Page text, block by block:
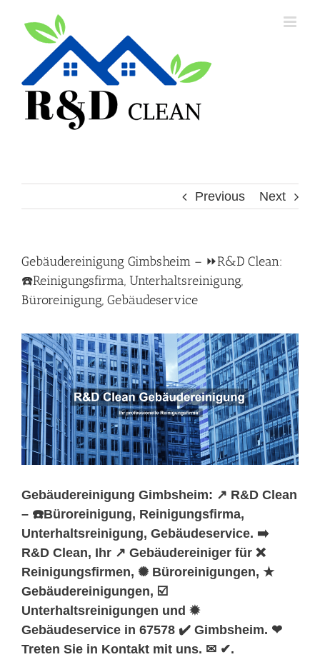
Previous Next
Gebäudereinigung Gimbsheim – ⏩R&D Clean:
☎️Reinigungsfirma, Unterhaltsreinigung,
Büroreinigung, Gebäudeservice
Gebäudereinigung Gimbsheim: ↗️ R&D Clean
– ☎️Büroreinigung, Reinigungsfirma,
Unterhaltsreinigung, Gebäudeservice. ➡️
R&D Clean, Ihr ↗️ Gebäudereiniger für ❌
Reinigungsfirmen, ✺ Büroreinigungen, ★
Gebäudereinigungen, ☑️
Unterhaltsreinigungen und ✹
Gebäudeservice in 67578 ✔️ Gimbsheim. ❤
Treten Sie in Kontakt mit uns. ✉ ✔.